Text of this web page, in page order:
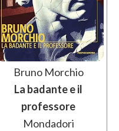
Bruno Morchio
La badante e il
professore
Mondadori